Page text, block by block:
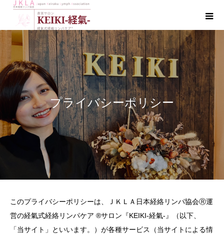
プライバシーポリシー
このプライバシーポリシーは、ＪＫＬＡ日本経絡リンパ協会Ⓡ運
営の経氣式経絡リンパケア ®︎サロン『KEIKI-経氣-』（以下、
「当サイト」といいます。）が各種サービス（当サイトによる情